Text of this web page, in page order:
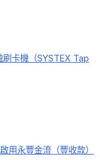
刷卡機（SYSTEX Tap
用永豐金流（豐收款）